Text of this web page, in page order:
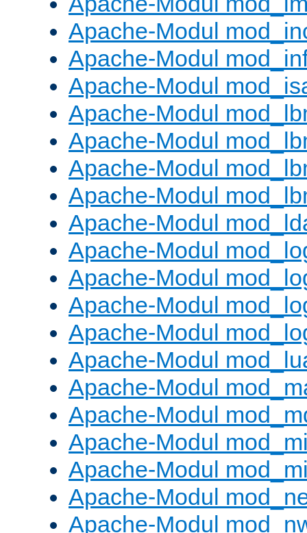
Apache-Modul
Apache-Modul
Apache-Modul
Apache-Modul
Apache-Modul
Apache-Modul
Apache-Modul
Apache-Modul
Apache-Modul
Apache-Modul
Apache-Modul
Apache-Modul
Apache-Modul
Apache-Modul
Apache-Modul
Apache-Modul
Apache-Modul
Apache-Modul
Apache-Modul